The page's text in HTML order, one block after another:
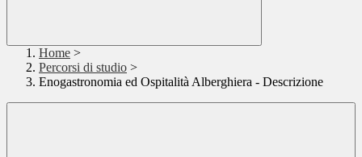
Home >
Percorsi di studio >
Enogastronomia ed Ospitalità Alberghiera - Descrizione